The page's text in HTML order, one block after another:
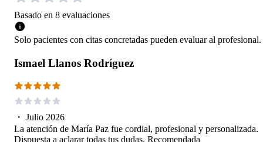
Basado en 8 evaluaciones
Solo pacientes con citas concretadas pueden evaluar al profesional.
Ismael Llanos Rodríguez
・ Julio 2026
La atención de María Paz fue cordial, profesional y personalizada.
Dispuesta a aclarar todas tus dudas. Recomendada